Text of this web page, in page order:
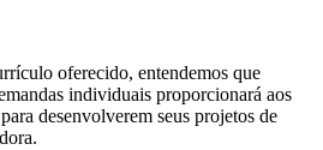
oferecido, entendemos que
individuais proporcionará aos
desenvolverem seus projetos de